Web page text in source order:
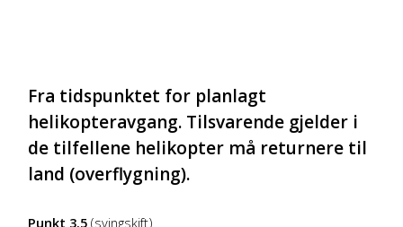
Fra tidspunktet for planlagt
helikopteravgang. Tilsvarende gjelder i
de tilfellene helikopter må returnere til
land (overflygning).
Punkt 3.5 (svingskift)